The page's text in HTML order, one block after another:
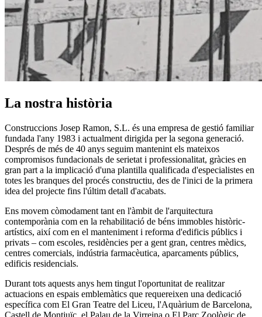
La nostra història
Construccions Josep Ramon, S.L. és una empresa de gestió familiar
fundada l'any 1983 i actualment dirigida per la segona generació.
Després de més de 40 anys seguim mantenint els mateixos
compromisos fundacionals de serietat i professionalitat, gràcies en
gran part a la implicació d'una plantilla qualificada d'especialistes en
totes les branques del procés constructiu, des de l'inici de la primera
idea del projecte fins l'últim detall d'acabats.
Ens movem còmodament tant en l'àmbit de l'arquitectura
contemporània com en la rehabilitació de béns immobles històric-
artístics, així com en el manteniment i reforma d'edificis públics i
privats – com escoles, residències per a gent gran, centres mèdics,
centres comercials, indústria farmacèutica, aparcaments públics,
edificis residencials.
Durant tots aquests anys hem tingut l'oportunitat de realitzar
actuacions en espais emblemàtics que requereixen una dedicació
específica com El Gran Teatre del Liceu, l'Aquàrium de Barcelona,
Castell de Montjuïc, el Palau de la Virreina o El Parc Zoològic de